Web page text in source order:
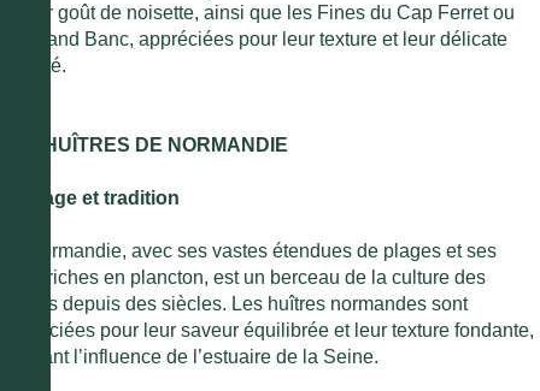
et leur goût de noisette, ainsi que les Fines du Cap Ferret ou
du Grand Banc, appréciées pour leur texture et leur délicate
salinité.
LES HUÎTRES DE NORMANDIE
Héritage et tradition
La Normandie, avec ses vastes étendues de plages et ses
eaux riches en plancton, est un berceau de la culture des
huîtres depuis des siècles. Les huîtres normandes sont
appréciées pour leur saveur équilibrée et leur texture fondante,
reflétant l’influence de l’estuaire de la Seine.